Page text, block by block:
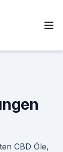
CBD Öle,